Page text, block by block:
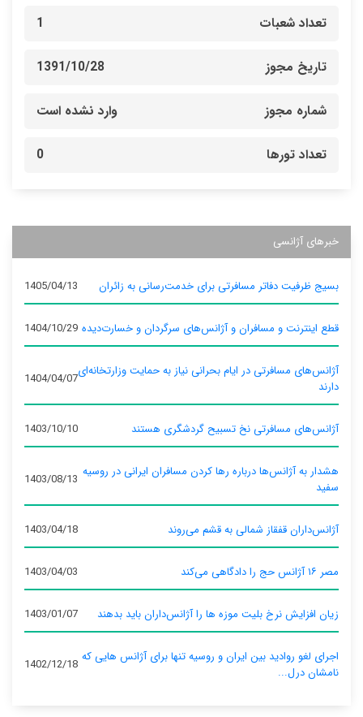
تعداد شعبات 1
تاریخ مجوز 1391/10/28
شماره مجوز وارد نشده است
تعداد تورها 0
خبرهای آژانسی
بسیج ظرفیت دفاتر مسافرتی برای خدمت‌رسانی به زائران 1405/04/13
قطع اینترنت و مسافران و آژانس‌های سرگردان و خسارت‌دیده 1404/10/29
آژانس‌های مسافرتی در ایام بحرانی نیاز به حمایت وزارتخانه‌ای
دارند
1404/04/07
آژانس‌های مسافرتی نخ تسبیح گردشگری هستند 1403/10/10
هشدار به آژانس‌ها درباره رها کردن مسافران ایرانی در روسیه
سفید
1403/08/13
آژانس‌داران قفقاز شمالی به قشم می‌روند 1403/04/18
مصر ۱۶ آژانس حج را دادگاهی می‌کند 1403/04/03
زیان افزایش نرخ بلیت موزه ها را آژانس‌داران باید بدهند 1403/01/07
اجرای لغو روادید بین ایران و روسیه تنها برای آژانس‌ هایی که
نامشان درل...
1402/12/18